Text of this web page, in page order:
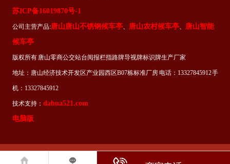
苏ICP备16019870号-1
公司主营产品:唐山唐山不锈钢候车亭、 唐山农村候车亭、 唐山智能
候车亭
版权所有 唐山零商公交站台阅报栏指路牌导视牌标识牌生产厂家
地址：唐山经济技术开发区产业园西区B07栋标准厂房 电话：13327845912 手
机：13327845912
技术支持：dahua521.com
电脑版